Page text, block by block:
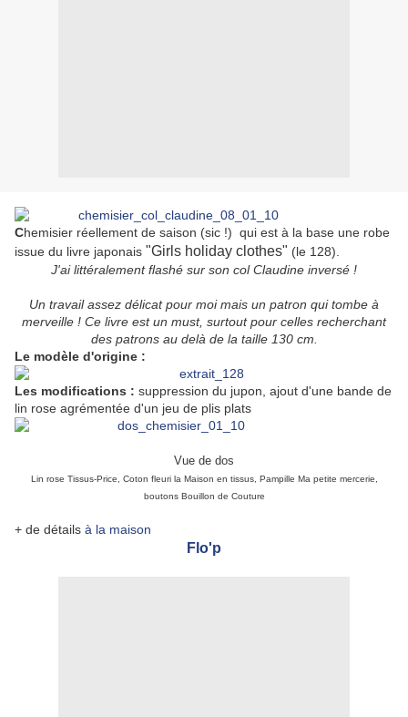
Chemisier réellement de saison (sic !) qui est à la base une robe
issue du livre japonais "Girls holiday clothes" (le 128).
J'ai littéralement flashé sur son col Claudine inversé !
Un travail assez délicat pour moi mais un patron qui tombe à
merveille ! Ce livre est un must, surtout pour celles recherchant
des patrons au delà de la taille 130 cm.
Le modèle d'origine :
Les modifications : suppression du jupon, ajout d'une bande de
lin rose agrémentée d'un jeu de plis plats
Vue de dos
Lin rose Tissus-Price, Coton fleuri la Maison en tissus, Pampille Ma petite mercerie,
boutons Bouillon de Couture
+ de détails à la maison
Flo'p